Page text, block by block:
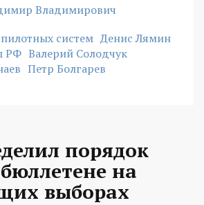
Владимирович
систем Денис Лямин
РФ Валерий Солодчук
Петр Болгарев
порядок
на
выборах